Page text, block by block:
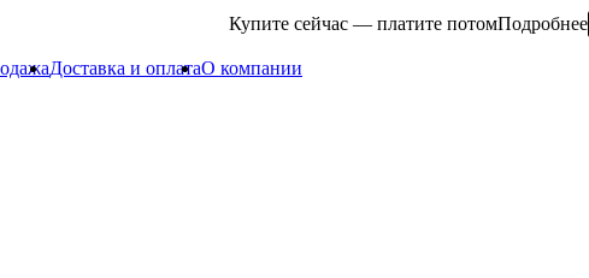
Купите сейчас — платите потомПодробнее
Доставка и оплатаО компании